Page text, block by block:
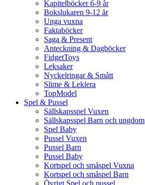
Kapitelböcker 6-9 år
Bokslukaren 9-12 år
Unga vuxna
Faktaböcker
Saga & Present
Anteckning & Dagböcker
FidgetToys
Leksaker
Nyckelringar & Smått
Slime & Leklera
TopModel
Spel & Pussel
Sällskapsspel Vuxen
Sällskapsspel Barn och ungdom
Spel Baby
Pussel Vuxen
Pussel Barn
Pussel Baby
Kortspel och småspel Vuxna
Kortspel och småspel Barn
Övrigt Spel och pussel